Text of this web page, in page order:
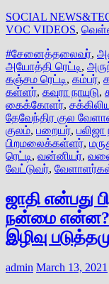
SOCIAL
VOC VIDEOS,
#சேனைத்தலைவர்,
அயோத்தி ரெட்டி,
கஞ்சம ரெட்டி, கம்பர்,
கள்ளர், கவுரா நாயுடு,
கைக்கோளர்,
தேவேந்திர குல
குலம், பறையர், பலிஜா
பிறமலைக்கள்ளர்,
ரெட்டி, வன்னியர்,
வேட்டுவர்,
ஜாதி என்பது
நன்மை என்ன?
இழிவு
admin March 13, 2021